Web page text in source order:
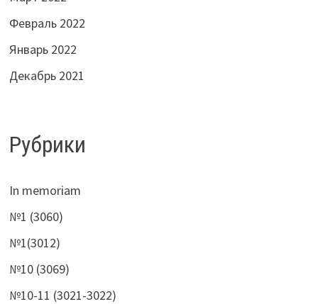
Февраль 2022
Январь 2022
Декабрь 2021
Рубрики
In memoriam
№1 (3060)
№1(3012)
№10 (3069)
№10-11 (3021-3022)